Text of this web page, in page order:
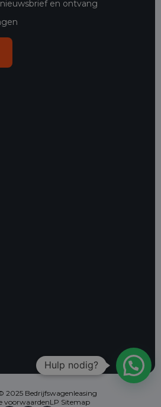
en ontvang
2025 Bedrijfswagenleasing
voorwaardenLP Sitemap
Hulp nodig?